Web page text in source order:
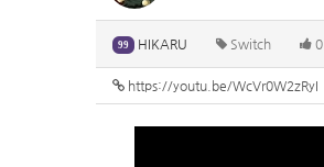
99 HIKARU Switch 0
https://youtu.be/WcVr0W2zRyI